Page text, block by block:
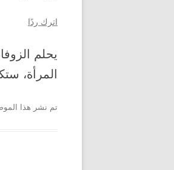
اترك ردًا
يحلم
المرأة،
تم نشر هذا